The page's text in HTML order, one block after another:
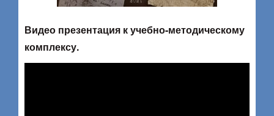
Видео презентация к учебно-методическому
комплексу.